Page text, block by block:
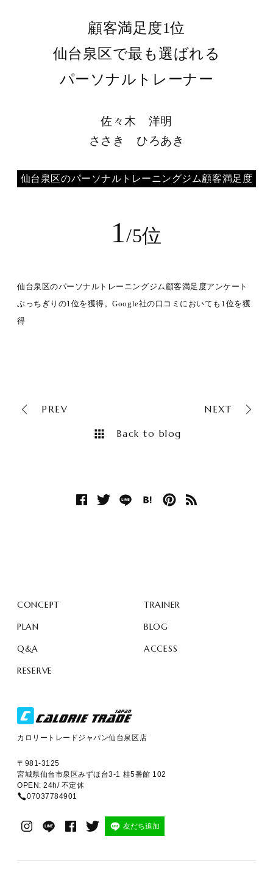
顧客満足度1位
仙台泉区で最も選ばれる
パーソナルトレーナー
佐々木 洋明
ささき ひろあき
仙台泉区のパーソナルトレーニングジム顧客満足度
1/5位
仙台泉区のパーソナルトレーニングジム顧客満足度アンケート
ぶっちぎりの1位を獲得。Google社の口コミにおいても1位を獲
得
PREV NEXT
Back to blog
CONCEPT
TRAINER
PLAN
BLOG
Q&A
ACCESS
RESERVE
カロリートレードジャパン仙台泉区店
〒981-3125
宮城県仙台市泉区みずほ台3-1 桂5番館 102
OPEN: 24h/ 不定休
07037784901
友だち追加